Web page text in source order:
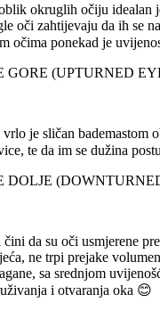
okruglih očiju idealan
oči zahtijevaju da ih se
očima ponekad je
GORE (UPTURNED
je sličan bademastom
te da im se dužina
DOLJE
čini da su oči usmjerene
ne trpi prejake
sa srednjom
i otvaranja oka 😊